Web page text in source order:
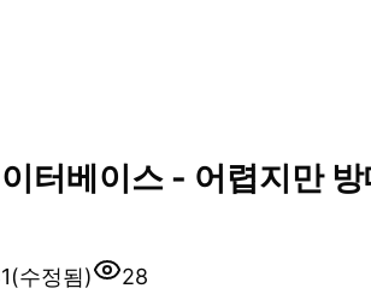
터베이스 - 어렵지만
(수정됨)
28